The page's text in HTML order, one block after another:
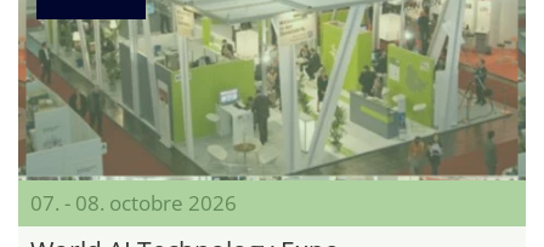
07. - 08. octobre 2026